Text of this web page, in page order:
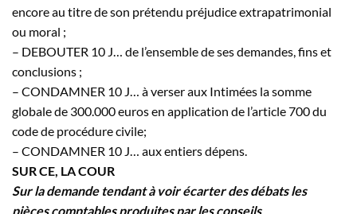
encore au titre de son prétendu préjudice extrapatrimonial
ou moral ;
– DEBOUTER 10 J… de l’ensemble de ses demandes, fins et
conclusions ;
– CONDAMNER 10 J… à verser aux Intimées la somme
globale de 300.000 euros en application de l’article 700 du
code de procédure civile;
– CONDAMNER 10 J… aux entiers dépens.
SUR CE, LA COUR
Sur la demande tendant à voir écarter des débats les
pièces comptables produites par les conseils